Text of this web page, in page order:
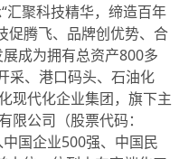
汇聚科技精华，缔造百年
促腾飞、品牌创优势、合
成为拥有总资产800多
采、港口码头、石油化
现代化企业集团，旗下主
公司（股票代码：
国企业500强、中国民